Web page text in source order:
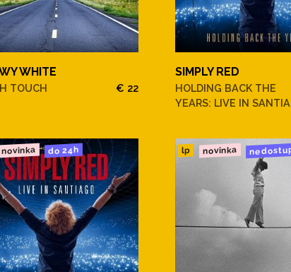
WHITE
TOUCH € 22
SIMPLY RED
HOLDING BACK THE
YEARS: LIVE IN
novinka do 24h lp novinka